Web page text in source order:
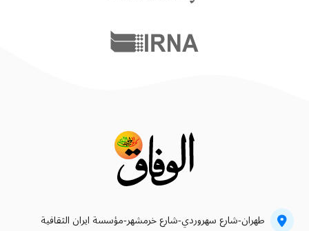
طهران-شارع سهروردي-شارع خرمشهر-مؤسسة ايران الثقافية